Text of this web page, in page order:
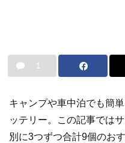
1
キャンプや車中泊でも簡
ッテリー。この記事では
別に3つずつ合計9個のお